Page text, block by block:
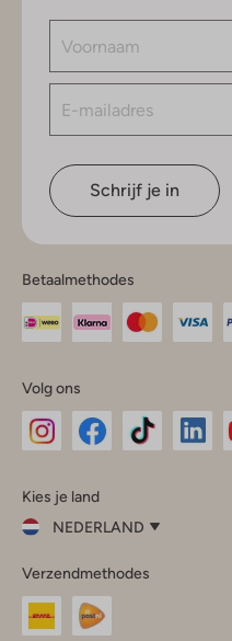
Schrijf je in
Betaalmethodes
Volg ons
InstagramFacebook
Kies je land
NEDERLAND
je
land
Nederland
Verzendmethodes